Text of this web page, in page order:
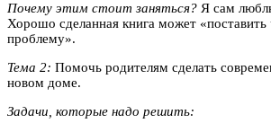
Почему этим стоит заняться? Я сам
Хорошо сделанная книга может «поставить
проблему».
Тема 2: Помочь родителям сделать
новом доме.
Задачи, которые надо решить: